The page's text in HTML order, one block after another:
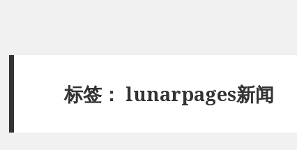
标签： lunarpages新闻